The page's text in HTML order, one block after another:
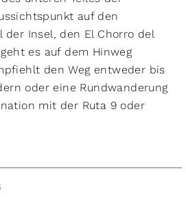
auf den
der Insel, den El Chorro del
es auf dem Hinweg
den Weg entweder bis
oder eine Rundwanderung
mit der Ruta 9 oder